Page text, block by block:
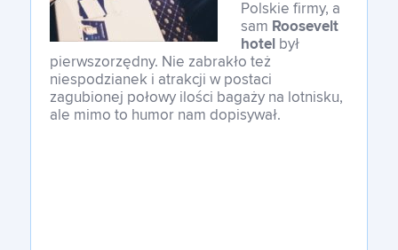
Polskie firmy, a
sam Roosevelt
hotel był
pierwszorzędny. Nie zabrakło też
niespodzianek i atrakcji w postaci
zagubionej połowy ilości bagaży na lotnisku,
ale mimo to humor nam dopisywał.